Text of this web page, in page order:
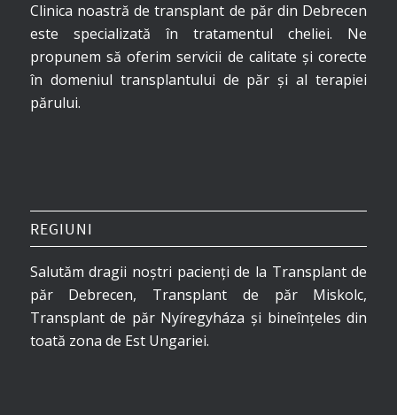
Clinica noastră de transplant de păr din Debrecen
este specializată în tratamentul cheliei. Ne
propunem să oferim servicii de calitate și corecte
în domeniul transplantului de păr și al terapiei
părului.
REGIUNI
Salutăm dragii noștri pacienți de la Transplant de
păr Debrecen, Transplant de păr Miskolc,
Transplant de păr Nyíregyháza și bineînțeles din
toată zona de Est Ungariei.